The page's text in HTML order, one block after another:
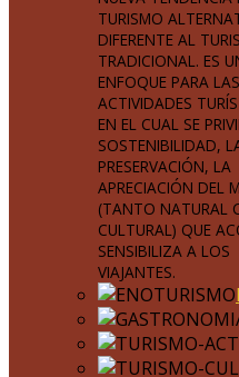
TURISMO
DIFERENTE AL
TRADICIONAL. ES
ENFOQUE PARA LAS
ACTIVIDADES
EN EL CUAL SE
SOSTENIBILIDAD,
PRESERVACIÓN, LA
APRECIACIÓN DEL
(TANTO NATURAL
CULTURAL) QUE
SENSIBILIZA A LOS
VIAJANTES.